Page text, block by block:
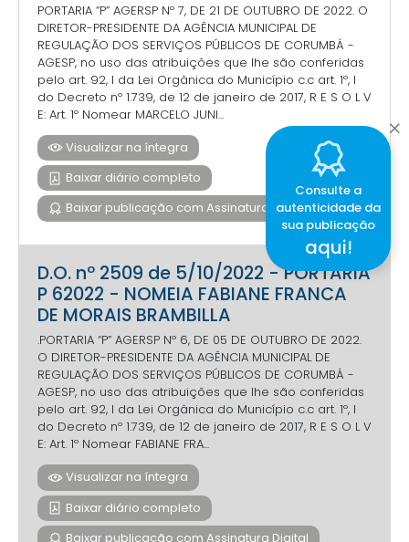
PORTARIA “P” AGERSP Nº 7, DE 21 DE OUTUBRO DE 2022. O
DIRETOR-PRESIDENTE DA AGÊNCIA MUNICIPAL DE
REGULAÇÃO DOS SERVIÇOS PÚBLICOS DE CORUMBÁ -
AGESP, no uso das atribuições que lhe são conferidas
pelo art. 92, I da Lei Orgânica do Município c.c art. 1º, I
do Decreto nº 1.739, de 12 de janeiro de 2017, R E S O L V
E: Art. 1º Nomear MARCELO JUNI...
Visualizar na íntegra
Baixar diário completo
Baixar publicação com Assinatura Digital
D.O. nº 2509 de 5/10/2022 - PORTARIA
P 62022 - NOMEIA FABIANE FRANCA
DE MORAIS BRAMBILLA
.PORTARIA “P” AGERSP Nº 6, DE 05 DE OUTUBRO DE 2022.
O DIRETOR-PRESIDENTE DA AGÊNCIA MUNICIPAL DE
REGULAÇÃO DOS SERVIÇOS PÚBLICOS DE CORUMBÁ -
AGESP, no uso das atribuições que lhe são conferidas
pelo art. 92, I da Lei Orgânica do Município c.c art. 1º, I
do Decreto nº 1.739, de 12 de janeiro de 2017, R E S O L V
E: Art. 1º Nomear FABIANE FRA...
Visualizar na íntegra
Baixar diário completo
Baixar publicação com Assinatura Digital
Consulte a
autenticidade da
sua publicação
aqui!